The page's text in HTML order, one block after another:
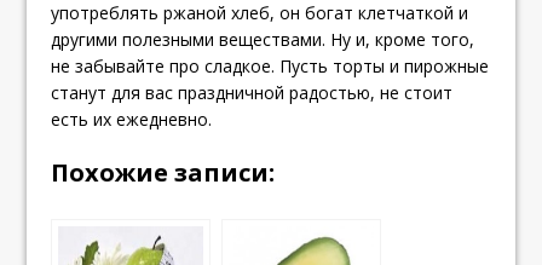
употреблять ржаной хлеб, он богат клетчаткой и
другими полезными веществами. Ну и, кроме того,
не забывайте про сладкое. Пусть торты и пирожные
станут для вас праздничной радостью, не стоит
есть их ежедневно.
Похожие записи: